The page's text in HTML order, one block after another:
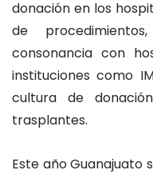
donación en los
de
consonancia con
instituciones como
cultura de
trasplantes.
Este año Guanajuato